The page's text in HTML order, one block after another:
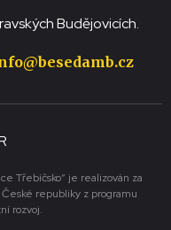
Budějovicích.
Třebíčsko“ je realizován za
republiky z programu
rozvoj.